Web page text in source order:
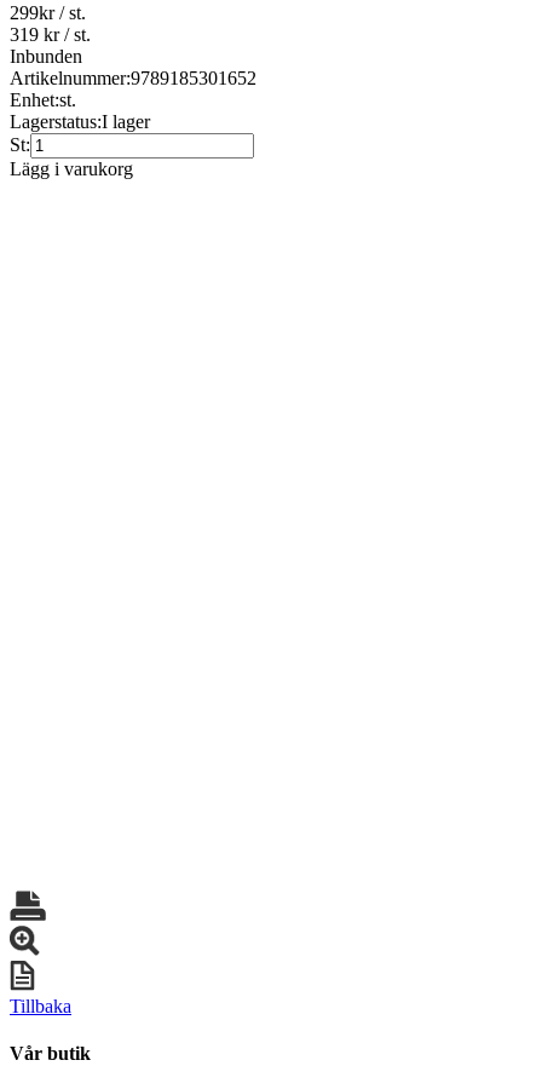
299kr/ st.
319 kr/ st.
Inbunden
Artikelnummer:9789185301652
Enhet:st.
Lagerstatus:I lager
St:
Lägg i varukorg
Tillbaka
Vår butik